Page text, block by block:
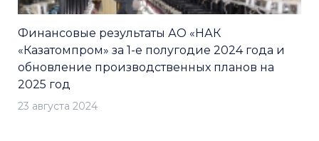
Финансовые результаты АО «НАК
«Казатомпром» за 1-е полугодие 2024 года и
обновление производственных планов на
2025 год
23 августа 2024